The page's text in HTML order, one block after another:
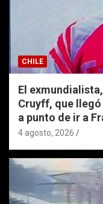
CHILE
El
Cruyff, que llegó
a punto de ir a
4 agosto, 2026